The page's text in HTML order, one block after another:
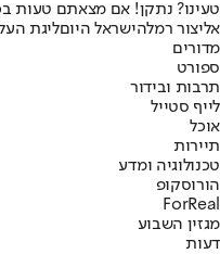
טעינו? נתקן! אם מצאתם טעות
אליצור רמלהישראל היוםליגת
מדורים
ספורט
תרבות ובידור
לייף סטייל
אוכל
תיירות
טכנולוגיה ומדע
הורוסקופ
ForReal
מגזין השבוע
דעות